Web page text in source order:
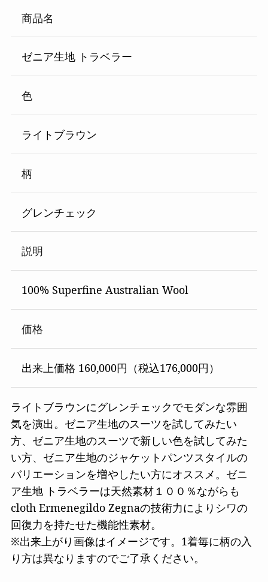
商品名
ゼニア生地 トラベラー
色
ライトブラウン
柄
グレンチェック
説明
100% Superfine Australian Wool
価格
出来上価格 160,000円（税込176,000円）
ライトブラウンにグレンチェックでモダンな雰囲
気を演出。ゼニア生地のスーツを試してみたい
方、ゼニア生地のスーツで新しい色を試してみた
い方、ゼニア生地のジャケットパンツスタイルの
バリエーションを増やしたい方にオススメ。ゼニ
ア生地 トラベラーは天然素材１００％ながらも
cloth Ermenegildo Zegnaの技術力によりシワの
回復力を持たせた機能性素材。
※出来上がり画像はイメージです。1着毎に柄の入
り方は異なりますのでご了承ください。